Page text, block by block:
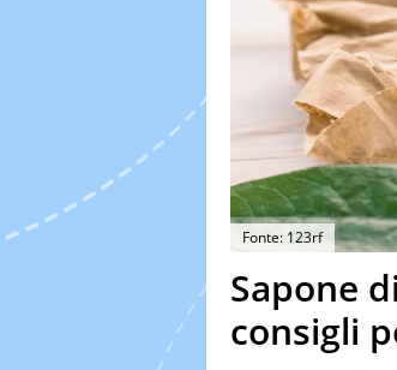
Fonte: 123rf
Sapone
consigli